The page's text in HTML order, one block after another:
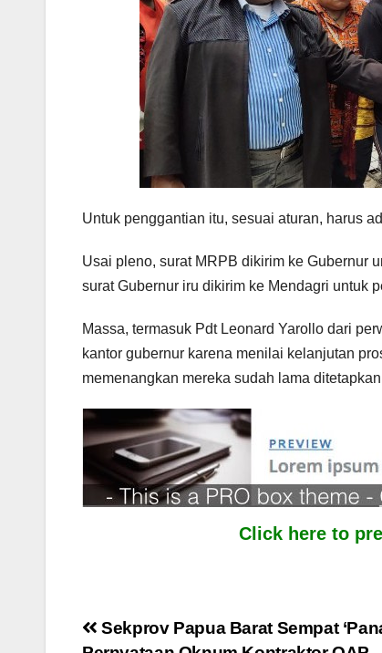
Untuk penggantian itu, sesuai aturan, harus
Usai pleno, surat MRPB dikirim ke Gubernur
surat Gubernur iru dikirim ke Mendagri untuk
Massa, termasuk Pdt Leonard Yarollo dari
kantor gubernur karena menilai kelanjutan
memenangkan mereka sudah lama
Click here to
Post
Sekprov Papua Barat Sempat